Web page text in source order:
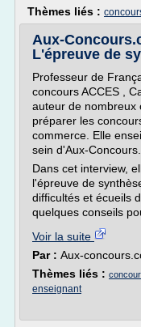
Thèmes liés :
Aux-
L'épreuve de
Professeur de
concours ACCES ,
auteur de nombreux
préparer les
commerce. Elle
sein d'Aux-
Dans cet interview,
l'épreuve de
difficultés et écueils
quelques conseils
Voir la suite
Par : Aux-
Thèmes liés :
enseignant